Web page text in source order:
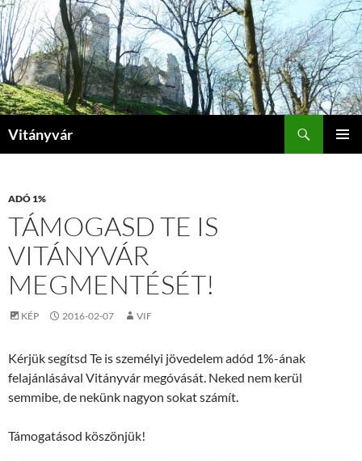
Kilépés
a
tartalomba
Vitányvár
ADÓ 1%
TÁMOGASD TE IS
VITÁNYVÁR
MEGMENTÉSÉT!
KÉP 2016-02-07 VIF
Kérjük segítsd Te is személyi jövedelem adód 1%-ának
felajánlásával Vitányvár megóvását. Neked nem kerül
semmibe, de nekünk nagyon sokat számít.
Támogatásod köszönjük!